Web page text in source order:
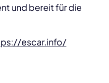
und bereit für die
escar.info/